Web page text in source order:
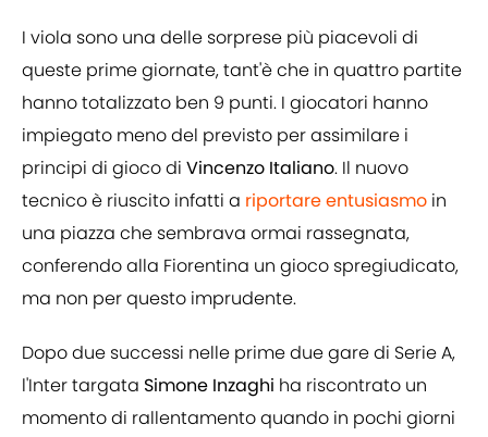
I viola sono una delle sorprese più piacevoli di
queste prime giornate, tant'è che in quattro partite
hanno totalizzato ben 9 punti. I giocatori hanno
impiegato meno del previsto per assimilare i
principi di gioco di Vincenzo Italiano. Il nuovo
tecnico è riuscito infatti a riportare entusiasmo in
una piazza che sembrava ormai rassegnata,
conferendo alla Fiorentina un gioco spregiudicato,
ma non per questo imprudente.
Dopo due successi nelle prime due gare di Serie A,
l'Inter targata Simone Inzaghi ha riscontrato un
momento di rallentamento quando in pochi giorni